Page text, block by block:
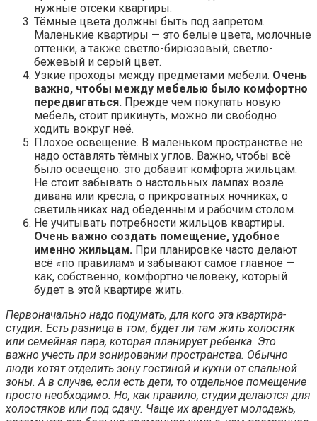
нужные отсеки квартиры.
Тёмные цвета должны быть под запретом.
Маленькие квартиры — это белые цвета, молочные
оттенки, а также светло-бирюзовый, светло-
бежевый и серый цвет.
Узкие проходы между предметами мебели. Очень
важно, чтобы между мебелью было комфортно
передвигаться. Прежде чем покупать новую
мебель, стоит прикинуть, можно ли свободно
ходить вокруг неё.
Плохое освещение. В маленьком пространстве не
надо оставлять тёмных углов. Важно, чтобы всё
было освещено: это добавит комфорта жильцам.
Не стоит забывать о настольных лампах возле
дивана или кресла, о прикроватных ночниках, о
светильниках над обеденным и рабочим столом.
Не учитывать потребности жильцов квартиры.
Очень важно создать помещение, удобное
именно жильцам. При планировке часто делают
всё «по правилам» и забывают самое главное —
как, собственно, комфортно человеку, который
будет в этой квартире жить.
Первоначально надо подумать, для кого эта квартира-
студия. Есть разница в том, будет ли там жить холостяк
или семейная пара, которая планирует ребенка. Это
важно учесть при зонировании пространства. Обычно
люди хотят отделить зону гостиной и кухни от спальной
зоны. А в случае, если есть дети, то отдельное помещение
просто необходимо. Но, как правило, студии делаются для
холостяков или под сдачу. Чаще их арендует молодежь,